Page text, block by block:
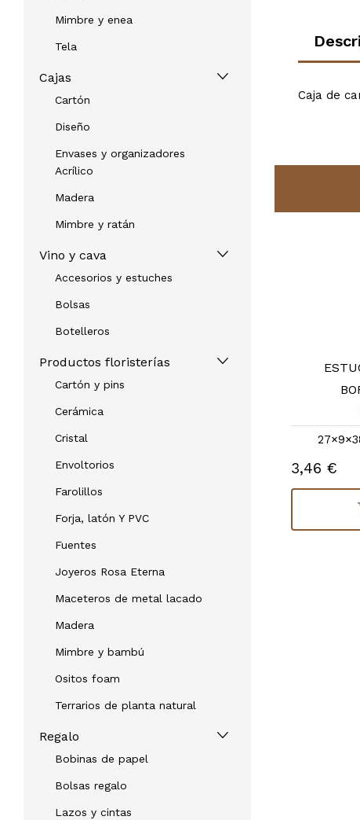
Mimbre y enea
Tela
Cajas
Cartón
Diseño
Envases y organizadores
Acrílico
Madera
Mimbre y ratán
Vino y cava
Accesorios y estuches
Bolsas
Botelleros
Productos floristerías
Cartón y pins
Cerámica
Cristal
Envoltorios
Farolillos
Forja, latón Y PVC
Fuentes
Joyeros Rosa Eterna
Maceteros de metal lacado
Madera
Mimbre y bambú
Ositos foam
Terrarios de planta natural
Regalo
Bobinas de papel
Bolsas regalo
Lazos y cintas
Caja de
BOTELLERO WORDS 3 BOT.
REF: 38945
27×9×38.5 |
3,46 €
3,46 €